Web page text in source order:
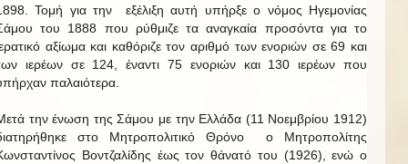
Τομή για την εξέλιξη αυτή υπήρξε ο νόμος Ηγεμονίας
του 1888 που ρύθμιζε τα αναγκαία προσόντα για το
αξίωμα και καθόριζε τον αριθμό των ενοριών σε 69 και
ιερέων σε 124, έναντι 75 ενοριών και 130 ιερέων που
παλαιότερα.
την ένωση της Σάμου με την Ελλάδα (11 Νοεμβρίου 1912)
στο Μητροπολιτικό Θρόνο ο Μητροπολίτης
Βοντζαλίδης έως τον θάνατό του (1926), ενώ ο